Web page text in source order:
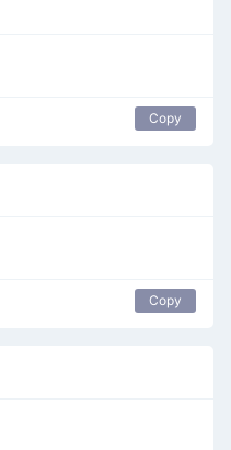
Copy
Copy